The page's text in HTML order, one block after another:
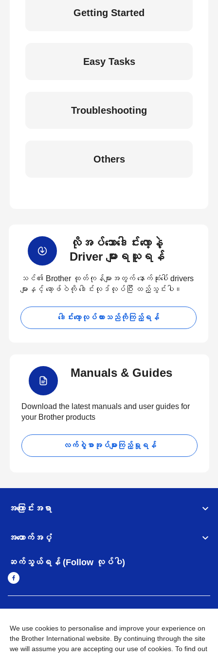
Getting Started
Easy Tasks
Troubleshooting
Others
လိုအပ်သောဒေါင်းလော့နဲ့
Driver များရယူရန်
သင်၏ Brother ထုတ်ကုန်များအတွက် နောက်ဆုံးပေါ် drivers
များနှင့် ဆော့ဖ်ဝဲကို ဒေါင်းလုဒ်လုပ်ပြီး ထည့်သွင်းပါ။
ဒေါင်းလော့လုပ်ထားသည်ကိုကြည့်ရန်
Manuals & Guides
Download the latest manuals and user guides for
your Brother products
လက်စွဲစာအုပ်များကြည့်ရှုရန်
အကြောင်းအရာ
အထောက်အပံ့
ဆက်သွယ်ရန် (Follow လုပ်ပါ)
အချက်အလက်မူဝါဒ အသုံးပြုမူဝါဒ
သုံးစွဲရန် ဝက်ဆိုဒ်အညွှန်း
Brother Global ဝက်ဆိုဒ်သို့သွားရန်
We use cookies to personalise and improve your experience on
the Brother International website. By continuing through the site
we will assume you are accepting our use of cookies. To find out